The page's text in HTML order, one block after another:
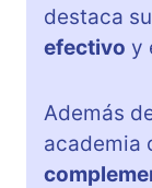
destaca su
efectivo y
Además
academia